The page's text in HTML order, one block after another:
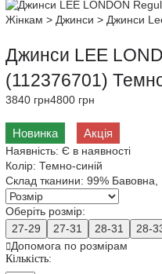
Жінкам > Джинси > Джинси
Джинси LEE
(112376701)
3840 грн4800 грн
Новинка Акція
Наявність:Є в наявності
Колір:Темно-синій
Склад тканини:99% Бавовна,
Оберіть розмір:
27-29
27-31 28-31 28-
Допомога по розмірам
Кількість: